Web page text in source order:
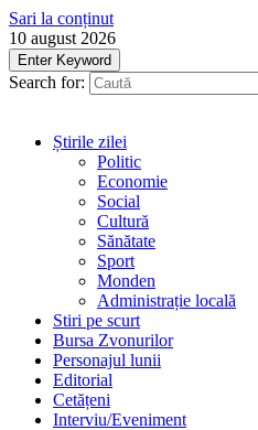
Sari la conținut
10 august 2026
Enter Keyword
Search for:
Știrile zilei
Politic
Economie
Social
Cultură
Sănătate
Sport
Monden
Administrație locală
Stiri pe scurt
Bursa Zvonurilor
Personajul lunii
Editorial
Cetățeni
Interviu/Eveniment